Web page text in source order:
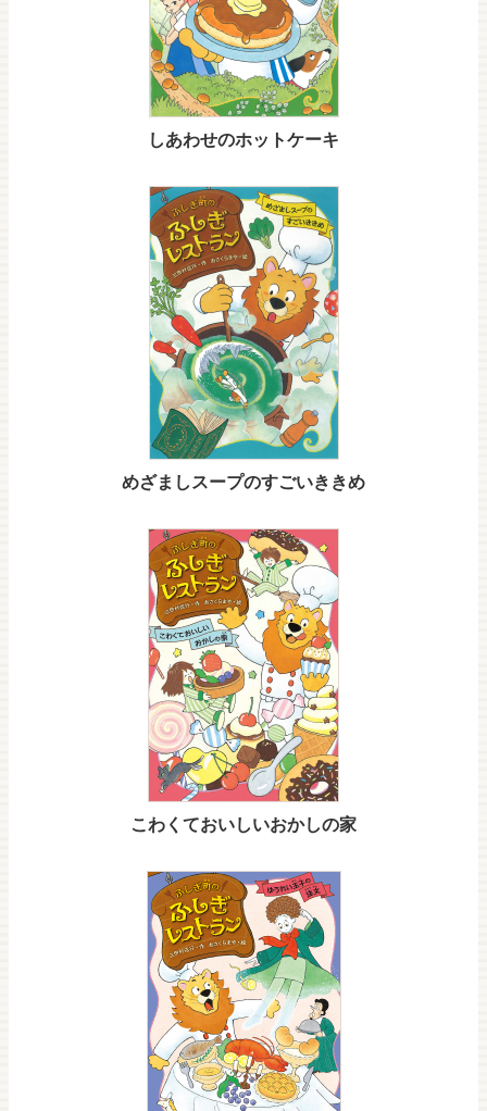
しあわせのホットケーキ
めざましスープのすごいききめ
こわくておいしいおかしの家